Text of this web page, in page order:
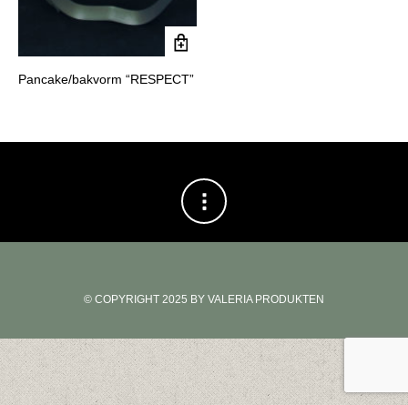
Pancake/bakvorm “RESPECT”
© COPYRIGHT 2025 BY VALERIA PRODUKTEN